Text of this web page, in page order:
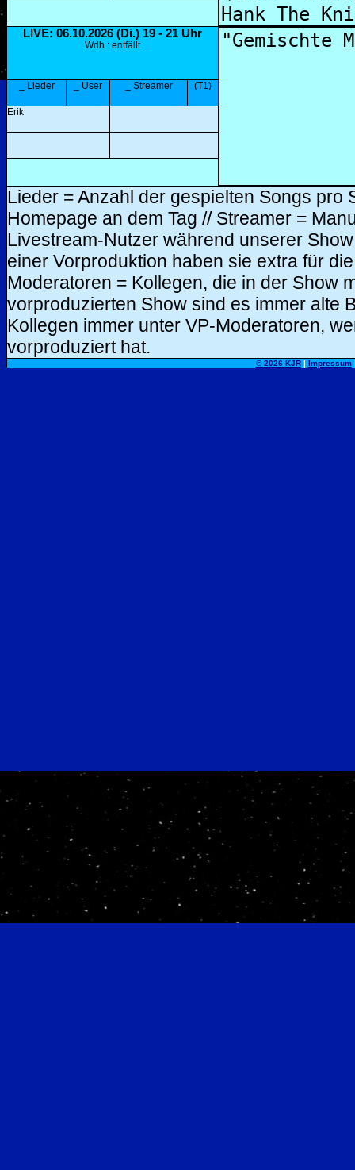
LIVE: 06.10.2026 (Di.) 19 - 21 Uhr
Wdh.: entfällt
_ Lieder _ User _ Streamer (T1)
Erik
Lieder = Anzahl der gespielten Songs
Homepage an dem Tag // Streamer =
Livestream-Nutzer während unserer
einer Vorproduktion haben sie extra für
Moderatoren = Kollegen, die in der Show
vorproduzierten Show sind es immer alte
Kollegen immer unter VP-Moderatoren,
vorproduziert hat.
©2026 KJR| Impressum